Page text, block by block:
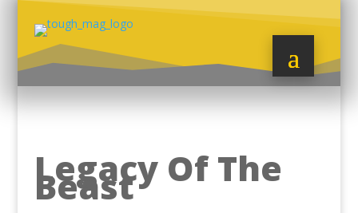
Legacy Of The
Beast